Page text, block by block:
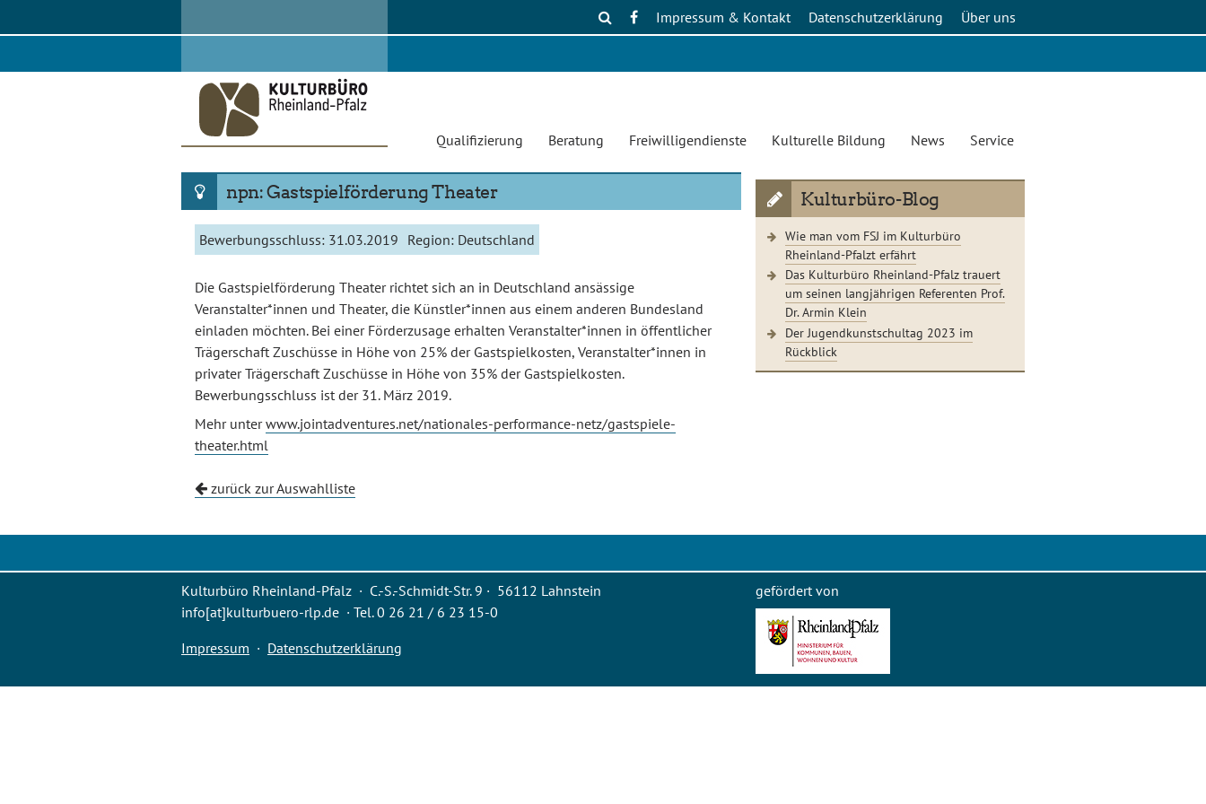
content
Über uns
Datenschutzerklärung
Impressum & Kontakt
Qualifizierung Beratung Freiwilligendienste Kulturelle Bildung News Service
npn: Gastspielförderung Theater
Bewerbungsschluss: 31.03.2019 Region: Deutschland
Die Gastspielförderung Theater richtet sich an in Deutschland ansässige
Veranstalter*innen und Theater, die Künstler*innen aus einem anderen Bundesland
einladen möchten. Bei einer Förderzusage erhalten Veranstalter*innen in öffentlicher
Trägerschaft Zuschüsse in Höhe von 25% der Gastspielkosten, Veranstalter*innen in
privater Trägerschaft Zuschüsse in Höhe von 35% der Gastspielkosten.
Bewerbungsschluss ist der 31. März 2019.
Mehr unterwww.jointadventures.net/nationales-performance-netz/gastspiele-
theater.html
zurück zur Auswahlliste
Kulturbüro-Blog
Wie man vom FSJ im Kulturbüro
Rheinland-Pfalzt erfährt
Das Kulturbüro Rheinland-Pfalz trauert
um seinen langjährigen Referenten Prof.
Dr. Armin Klein
Der Jugendkunstschultag 2023 im
Rückblick
Kulturbüro Rheinland-Pfalz · C.-S.-Schmidt-Str. 9 · 56112 Lahnstein
info[at]kulturbuero-rlp.de · Tel. 0 26 21 / 6 23 15-0
Impressum · Datenschutzerklärung
gefördert von